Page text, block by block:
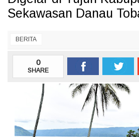
Sekawasan Danau
BERITA
0
SHARE